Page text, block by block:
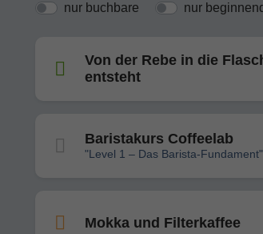
nur buchbare nur
Von der Rebe in die
entsteht
Baristakurs Coffeelab
"Level 1 – Das Barista-Fundament"
Mokka und Filterkaffee